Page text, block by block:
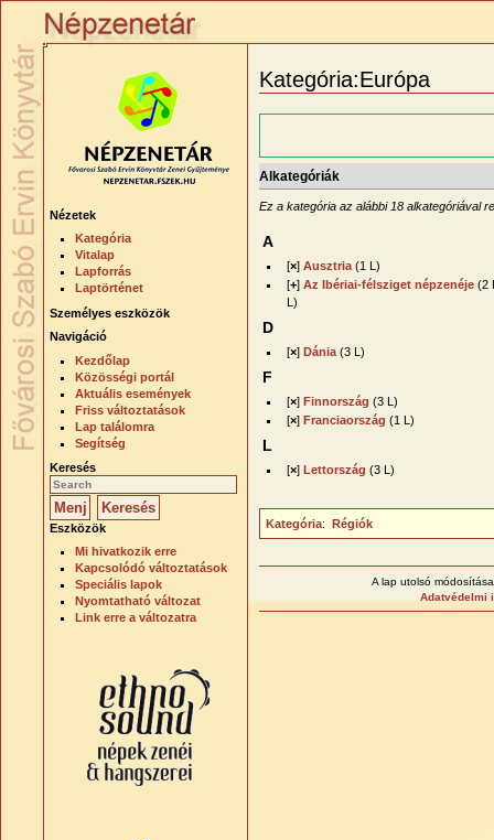
Kategória:Európa
Alkategóriák
Ez a kategória az alábbi 18 alkategóriával
A
[×]Ausztria ‎(1 L)
[+] Az Ibériai-félsziget népzenéje ‎(2
L)
D
[×] Dánia ‎(3 L)
F
[×] Finnország ‎(3 L)
[×] Franciaország ‎(1 L)
L
[×] Lettország ‎(3 L)
Kategória: Régiók
Nézetek
Kategória
Vitalap
Lapforrás
Laptörténet
Személyes eszközök
Navigáció
Kezdőlap
Közösségi portál
Aktuális események
Friss változtatások
Lap találomra
Segítség
Keresés
Eszközök
Mi hivatkozik erre
Kapcsolódó változtatások
Speciális lapok
Nyomtatható változat
Link erre a változatra
A lap utolsó
Adatvédelmi